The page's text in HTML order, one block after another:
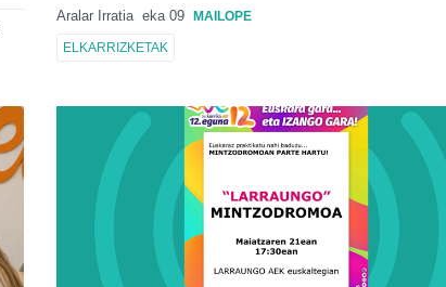
Aralar Irratia eka 09 MAILOPE
ELKARRIZKETAK